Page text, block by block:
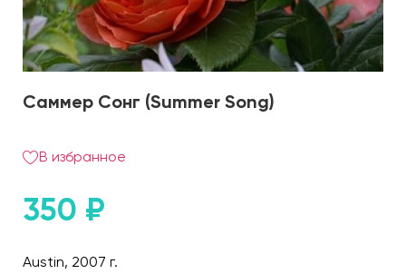
Саммер Сонг (Summer Song)
В избранное
350 ₽
Austin, 2007 г.